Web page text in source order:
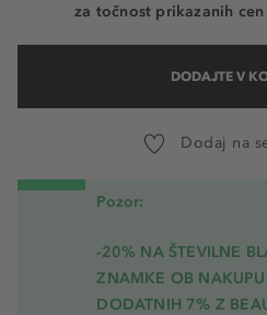
za točnost prikazanih
DODAJTE V
Dodaj na
Pozor:
-20% NA ŠTEVILNE
ZNAMKE OB
DODATNIH 7% Z